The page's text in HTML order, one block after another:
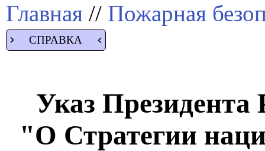
Главная // Пожарная
СПРАВКА
Указ Президента
"О Стратегии